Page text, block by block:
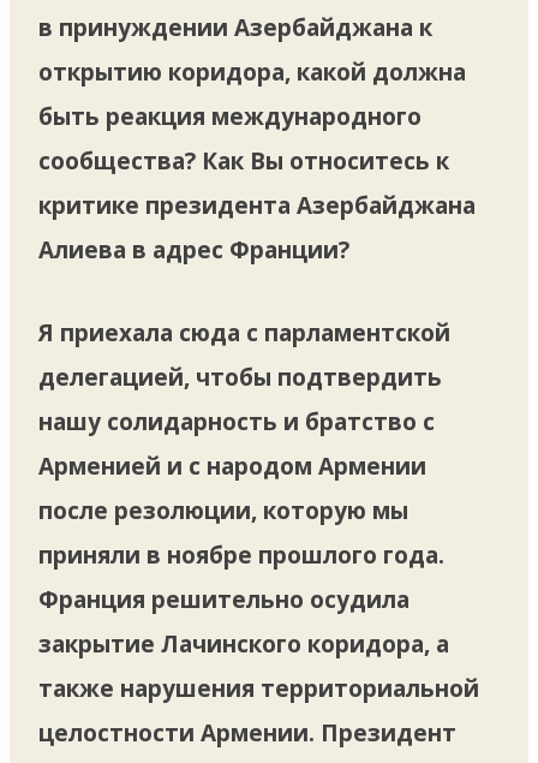
в принуждении Азербайджана к
открытию коридора, какой должна
быть реакция международного
сообщества? Как Вы относитесь к
критике президента Азербайджана
Алиева в адрес Франции?
Я приехала сюда с парламентской
делегацией, чтобы подтвердить
нашу солидарность и братство с
Арменией и с народом Армении
после резолюции, которую мы
приняли в ноябре прошлого года.
Франция решительно осудила
закрытие Лачинского коридора, а
также нарушения территориальной
целостности Армении. Президент